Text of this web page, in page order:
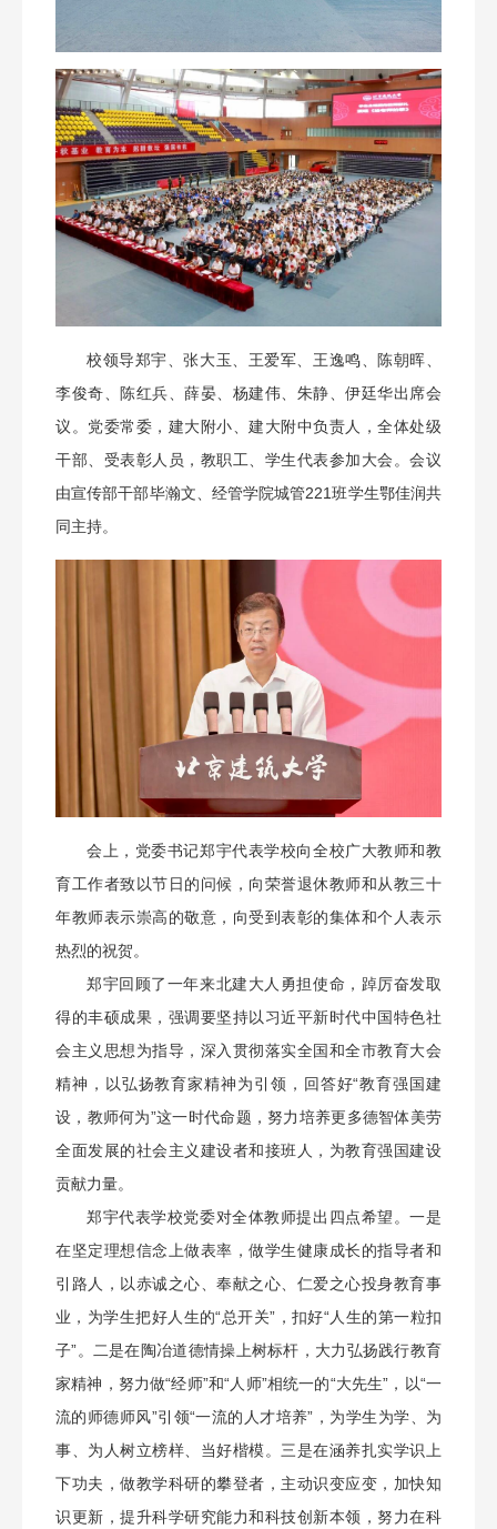
校领导郑宇、张大玉、王爱军、王逸鸣、陈朝晖、
李俊奇、陈红兵、薛晏、杨建伟、朱静、伊廷华出席会
议。党委常委，建大附小、建大附中负责人，全体处级
干部、受表彰人员，教职工、学生代表参加大会。会议
由宣传部干部毕瀚文、经管学院城管221班学生鄂佳润共
同主持。
会上，党委书记郑宇代表学校向全校广大教师和教
育工作者致以节日的问候，向荣誉退休教师和从教三十
年教师表示崇高的敬意，向受到表彰的集体和个人表示
热烈的祝贺。
郑宇回顾了一年来北建大人勇担使命，踔厉奋发取
得的丰硕成果，强调要坚持以习近平新时代中国特色社
会主义思想为指导，深入贯彻落实全国和全市教育大会
精神，以弘扬教育家精神为引领，回答好“教育强国建
设，教师何为”这一时代命题，努力培养更多德智体美劳
全面发展的社会主义建设者和接班人，为教育强国建设
贡献力量。
郑宇代表学校党委对全体教师提出四点希望。一是
在坚定理想信念上做表率，做学生健康成长的指导者和
引路人，以赤诚之心、奉献之心、仁爱之心投身教育事
业，为学生把好人生的“总开关”，扣好“人生的第一粒扣
子”。二是在陶冶道德情操上树标杆，大力弘扬践行教育
家精神，努力做“经师”和“人师”相统一的“大先生”，以“一
流的师德师风”引领“一流的人才培养”，为学生为学、为
事、为人树立榜样、当好楷模。三是在涵养扎实学识上
下功夫，做教学科研的攀登者，主动识变应变，加快知
识更新，提升科学研究能力和科技创新本领，努力在科